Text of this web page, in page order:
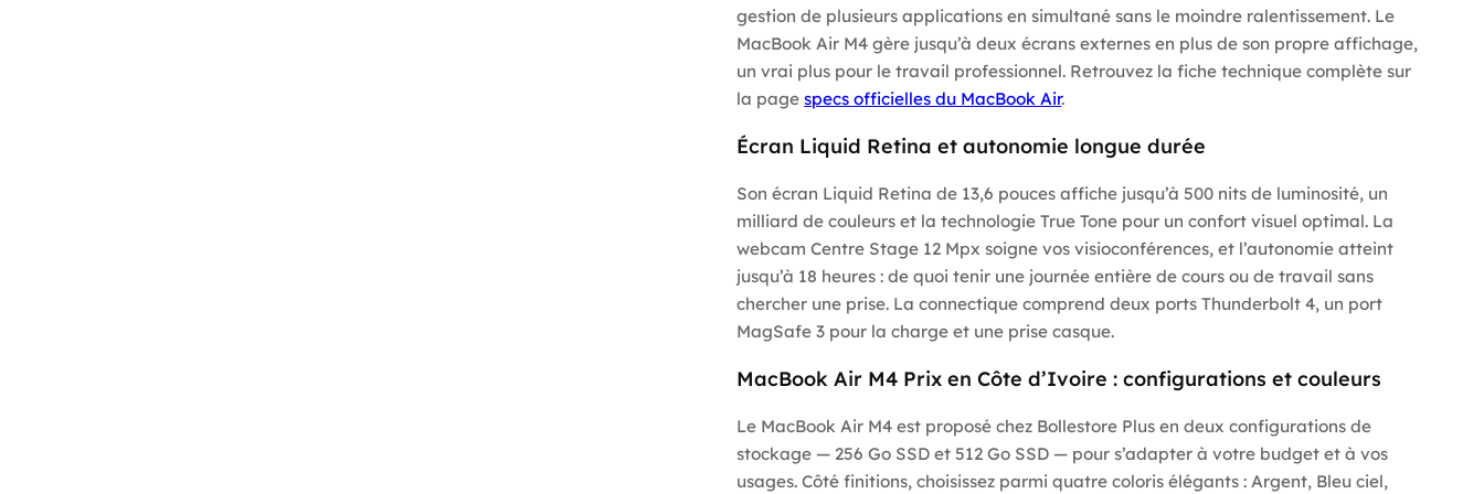
gestion de plusieurs applications en simultané sans le moindre ralentissement. Le
MacBook Air M4 gère jusqu’à deux écrans externes en plus de son propre affichage,
un vrai plus pour le travail professionnel. Retrouvez la fiche technique complète sur
la pagespecs officielles du MacBook Air.
Écran Liquid Retina et autonomie longue durée
Son écran Liquid Retina de 13,6 pouces affiche jusqu’à 500 nits de luminosité, un
milliard de couleurs et la technologie True Tone pour un confort visuel optimal. La
webcam Centre Stage 12 Mpx soigne vos visioconférences, et l’autonomie atteint
jusqu’à 18 heures : de quoi tenir une journée entière de cours ou de travail sans
chercher une prise. La connectique comprend deux ports Thunderbolt 4, un port
MagSafe 3 pour la charge et une prise casque.
MacBook Air M4 Prix en Côte d’Ivoire : configurations et couleurs
Le MacBook Air M4 est proposé chez Bollestore Plus en deux configurations de
stockage — 256 Go SSD et 512 Go SSD — pour s’adapter à votre budget et à vos
usages. Côté finitions, choisissez parmi quatre coloris élégants : Argent, Bleu ciel,